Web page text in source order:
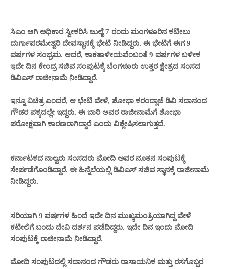
ಸಿಎಂ ಆಗಿ ಅಧಿಕಾರ ಸ್ವೀಕರಿಸಿ ಜುಲೈ 7 ರಂದು ಮಂಗಳೂರಿನ ಕಟೀಲು
ದುರ್ಗಾಪರಮೇಶ್ವರಿ ದೇವಸ್ಥಾನಕ್ಕೆ ಭೇಟಿ ನೀಡಿದ್ದರು. ಈ ಭೇಟಿಗೆ ಈಗ 9
ವರ್ಷಗಳ ಸಂಭ್ರಮ. ಆದರೆ, ಕಾಕತಾಳೀಯವೆಂಬಂತೆ 9 ವರ್ಷಗಳ ಬಳೀಕ
ಇದೇ ದಿನ ಕೇಂದ್ರ ಸಚಿವ ಸಂಪುಟಕ್ಕೆ ಬೆಂಗಳೂರು ಉತ್ತರ ಕ್ಷೇತ್ರದ ಸಂಸದ
ಡಿವಿಎಸ್ ರಾಜೀನಾಮೆ ನೀಡಿದ್ದಾರೆ.
ಇನ್ನೂ ವಿಚಿತ್ರ ಎಂದರೆ, ಆ ಭೇಟಿ ವೇಳೆ, ಶೋಭಾ ಕರಂದ್ಲಾಜೆ ಡಿವಿ ಸದಾನಂದ
ಗೌಡರ ಪಕ್ಕದಲ್ಲೇ ಇದ್ದರು. ಈ ಬಾರಿ ಅವರ ರಾಜೀನಾಮೆಗೆ ಶೋಭಾ
ಪರೋಕ್ಷವಾಗಿ ಕಾರಣರಾಗಿದ್ದಾರೆ ಎಂದು ವಿಶ್ಲೇಷಿಸಲಾಗುತ್ತದೆ.
ಕರ್ನಾಟಕದ ನಾಲ್ವರು ಸಂಸದರು ಮೋದಿ ಅವರ ನೂತನ ಸಂಪುಟಕ್ಕೆ
ಸೇರ್ಪಡೆಗೊಂಡಿದ್ದಾರೆ. ಈ ಹಿನ್ನೆಲೆಯಲ್ಲಿ ಡಿವಿಎಸ್ ಸಚಿವ ಸ್ಥಾನಕ್ಕೆ ರಾಜೀನಾಮೆ
ನೀಡಿದ್ದರು.
ಸರಿಯಾಗಿ 9 ವರ್ಷಗಳ ಹಿಂದೆ ಇದೇ ದಿನ ಮುಖ್ಯಮಂತ್ರಿಯಾಗಿದ್ದ ವೇಳೆ
ಕಟೀಲಿಗೆ ಬಂದು ದೇವಿ ದರ್ಶನ ಪಡೆದಿದ್ದರು. ಇದೇ ದಿನ ಇಂದು ಮೋದಿ
ಸಂಪುಟಕ್ಕೆ ರಾಜೀನಾಮೆ ನೀಡಿದ್ದಾರೆ.
ಮೋದಿ ಸಂಪುಟದಲ್ಲಿ ಸದಾನಂದ ಗೌಡರು ರಾಸಾಯನಿಕ ಮತ್ತು ರಸಗೊಬ್ಬರ